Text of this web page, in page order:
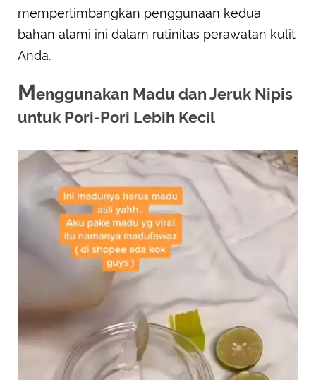
mempertimbangkan penggunaan kedua
bahan alami ini dalam rutinitas perawatan kulit
Anda.
Menggunakan Madu dan Jeruk Nipis
untuk Pori-Pori Lebih Kecil